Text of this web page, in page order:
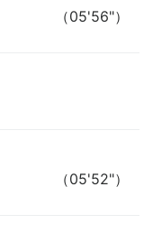
（05'56"）
（05'52"）